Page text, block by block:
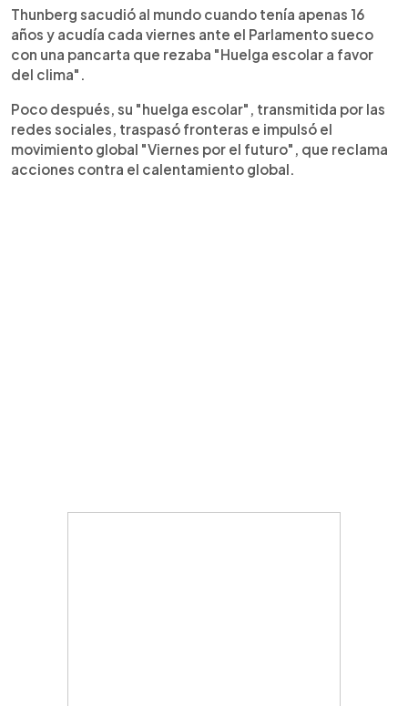
Thunberg sacudió al mundo cuando tenía apenas 16
años y acudía cada viernes ante el Parlamento sueco
con una pancarta que rezaba "Huelga escolar a favor
del clima".
Poco después, su "huelga escolar", transmitida por las
redes sociales, traspasó fronteras e impulsó el
movimiento global "Viernes por el futuro", que reclama
acciones contra el calentamiento global.